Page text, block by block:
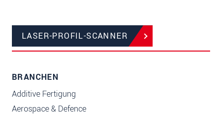
LASER-PROFIL-SCANNER
BRANCHEN
Additive Fertigung
Aerospace & Defence